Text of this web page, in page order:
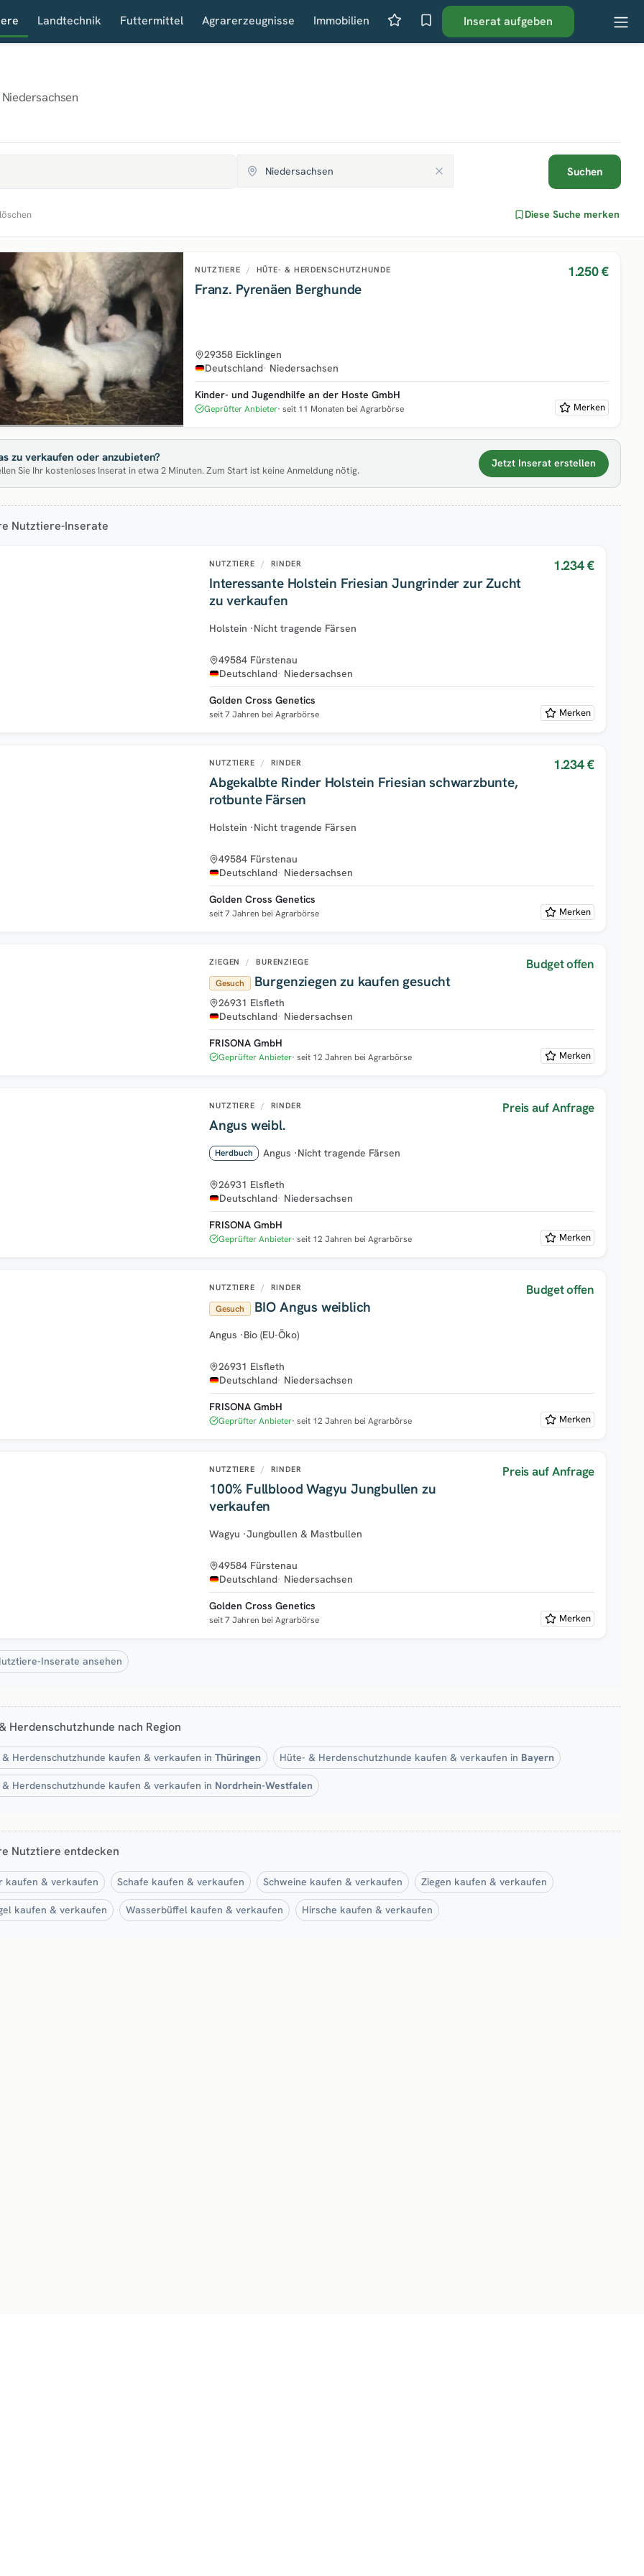
Landtechnik Futtermittel Agrarerzeugnisse Immobilien Inserat aufgeben
Suchen
Diese Suche merken
NUTZTIERE / HÜTE- & HERDENSCHUTZHUNDE
Franz. Pyrenäen Berghunde
1.250 €
29358 Eicklingen
Deutschland Niedersachsen
Kinder- und Jugendhilfe an der Hoste GmbH
Geprüfter Anbieter seit 11 Monaten bei Agrarbörse Merken
zu verkaufen oder anzubieten?
Sie Ihr kostenloses Inserat in etwa 2 Minuten. Zum Start ist keine Anmeldung nötig.
Jetzt Inserat erstellen
Nutztiere-Inserate
NUTZTIERE / RINDER
Interessante Holstein Friesian Jungrinder zur Zucht
zu verkaufen
1.234 €
Holstein ·Nicht tragende Färsen
49584 Fürstenau
Deutschland Niedersachsen
Golden Cross Genetics
seit 7 Jahren bei Agrarbörse Merken
NUTZTIERE / RINDER
Abgekalbte Rinder Holstein Friesian schwarzbunte,
rotbunte Färsen
1.234 €
Holstein ·Nicht tragende Färsen
49584 Fürstenau
Deutschland Niedersachsen
Golden Cross Genetics
seit 7 Jahren bei Agrarbörse Merken
ZIEGEN / BURENZIEGE
Gesuch Burgenziegen zu kaufen gesucht
Budget offen
26931 Elsfleth
Deutschland Niedersachsen
FRISONA GmbH
Geprüfter Anbieter seit 12 Jahren bei Agrarbörse Merken
NUTZTIERE / RINDER
Angus weibl.
Preis auf Anfrage
Herdbuch Angus ·Nicht tragende Färsen
26931 Elsfleth
Deutschland Niedersachsen
FRISONA GmbH
Geprüfter Anbieter seit 12 Jahren bei Agrarbörse Merken
NUTZTIERE / RINDER
Gesuch BIO Angus weiblich
Budget offen
Angus ·Bio (EU-Öko)
26931 Elsfleth
Deutschland Niedersachsen
FRISONA GmbH
Geprüfter Anbieter seit 12 Jahren bei Agrarbörse Merken
NUTZTIERE / RINDER
100% Fullblood Wagyu Jungbullen zu
verkaufen
Preis auf Anfrage
Wagyu ·Jungbullen & Mastbullen
49584 Fürstenau
Deutschland Niedersachsen
Golden Cross Genetics
seit 7 Jahren bei Agrarbörse Merken
Inserate ansehen
Herdenschutzhunde nach Region
Herdenschutzhunde kaufen & verkaufen in Thüringen Hüte- & Herdenschutzhunde kaufen & verkaufen in Bayern
Herdenschutzhunde kaufen & verkaufen in Nordrhein-Westfalen
Nutztiere entdecken
kaufen & verkaufen Schafe kaufen & verkaufen Schweine kaufen & verkaufen Ziegen kaufen & verkaufen
kaufen & verkaufen Wasserbüffel kaufen & verkaufen Hirsche kaufen & verkaufen